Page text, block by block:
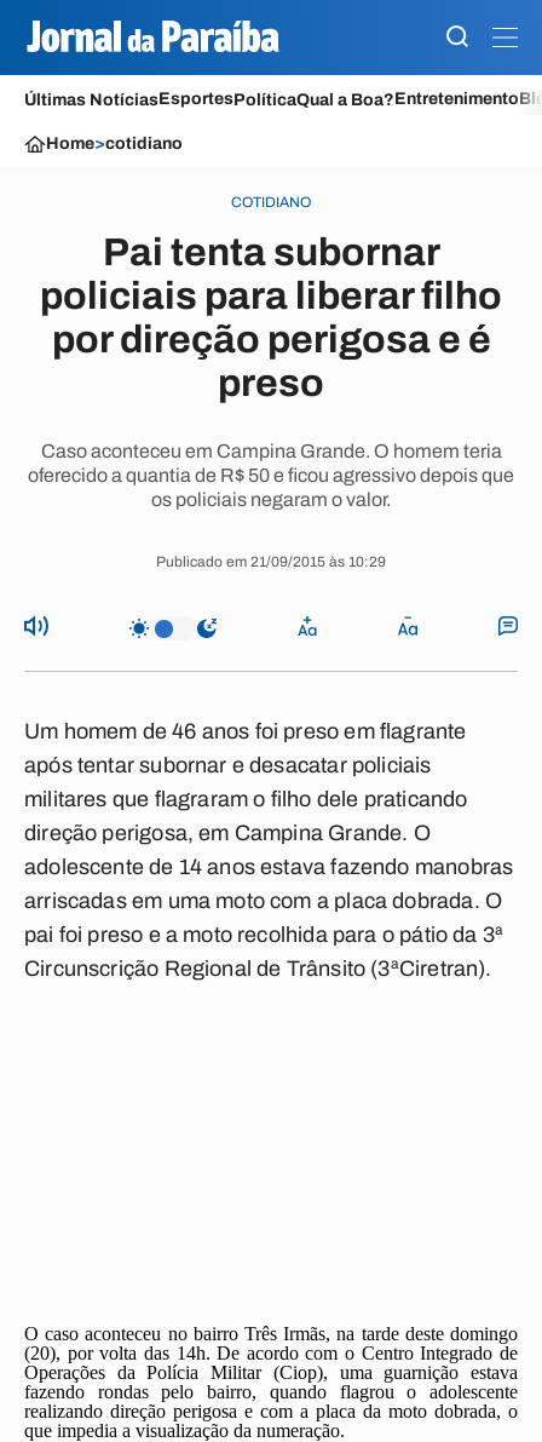
Últimas NotíciasEsportesPolíticaQual a Boa?Entretenimento
Home>cotidiano
COTIDIANO
Pai tenta subornar
policiais para liberar filho
por direção perigosa e é
preso
Caso aconteceu em Campina Grande. O homem teria
oferecido a quantia de R$ 50 e ficou agressivo depois que
os policiais negaram o valor.
Publicado em 21/09/2015 às 10:29
Um homem de 46 anos foi preso em flagrante
após tentar subornar e desacatar policiais
militares que flagraram o filho dele praticando
direção perigosa, em Campina Grande. O
adolescente de 14 anos estava fazendo manobras
arriscadas em uma moto com a placa dobrada. O
pai foi preso e a moto recolhida para o pátio da 3ª
Circunscrição Regional de Trânsito (3ªCiretran).
O caso aconteceu no bairro Três Irmãs, na tarde deste domingo
(20), por volta das 14h. De acordo com o Centro Integrado de
Operações da Polícia Militar (Ciop), uma guarnição estava
fazendo rondas pelo bairro, quando flagrou o adolescente
realizando direção perigosa e com a placa da moto dobrada, o
que impedia a visualização da numeração.